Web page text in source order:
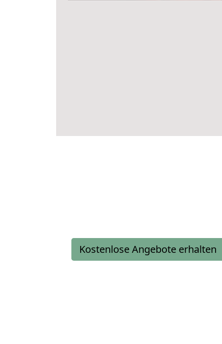
Kostenlose Angebote erhalten